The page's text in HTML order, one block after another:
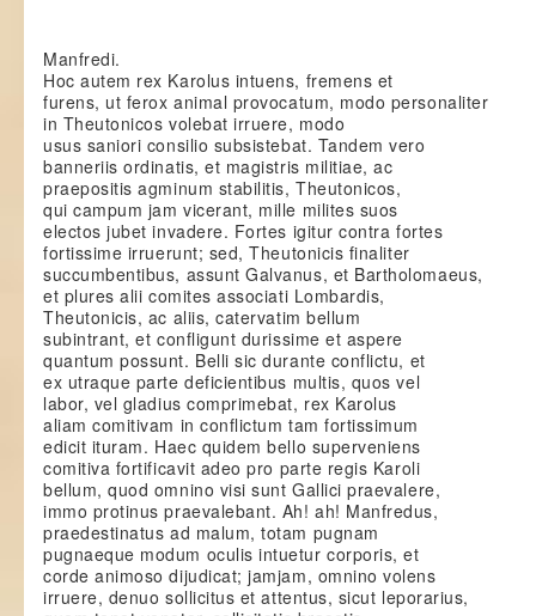
Manfredi.
Hoc autem rex Karolus intuens, fremens et
furens, ut ferox animal provocatum, modo personaliter
in Theutonicos volebat irruere, modo
usus saniori consilio subsistebat. Tandem vero
banneriis ordinatis, et magistris militiae, ac
praepositis agminum stabilitis, Theutonicos,
qui campum jam vicerant, mille milites suos
electos jubet invadere. Fortes igitur contra fortes
fortissime irruerunt; sed, Theutonicis finaliter
succumbentibus, assunt Galvanus, et Bartholomaeus,
et plures alii comites associati Lombardis,
Theutonicis, ac aliis, catervatim bellum
subintrant, et confligunt durissime et aspere
quantum possunt. Belli sic durante conflictu, et
ex utraque parte deficientibus multis, quos vel
labor, vel gladius comprimebat, rex Karolus
aliam comitivam in conflictum tam fortissimum
edicit ituram. Haec quidem bello superveniens
comitiva fortificavit adeo pro parte regis Karoli
bellum, quod omnino visi sunt Gallici praevalere,
immo protinus praevalebant. Ah! ah! Manfredus,
praedestinatus ad malum, totam pugnam
pugnaeque modum oculis intuetur corporis, et
corde animoso dijudicat; jamjam, omnino volens
irruere, denuo sollicitus et attentus, sicut leporarius,